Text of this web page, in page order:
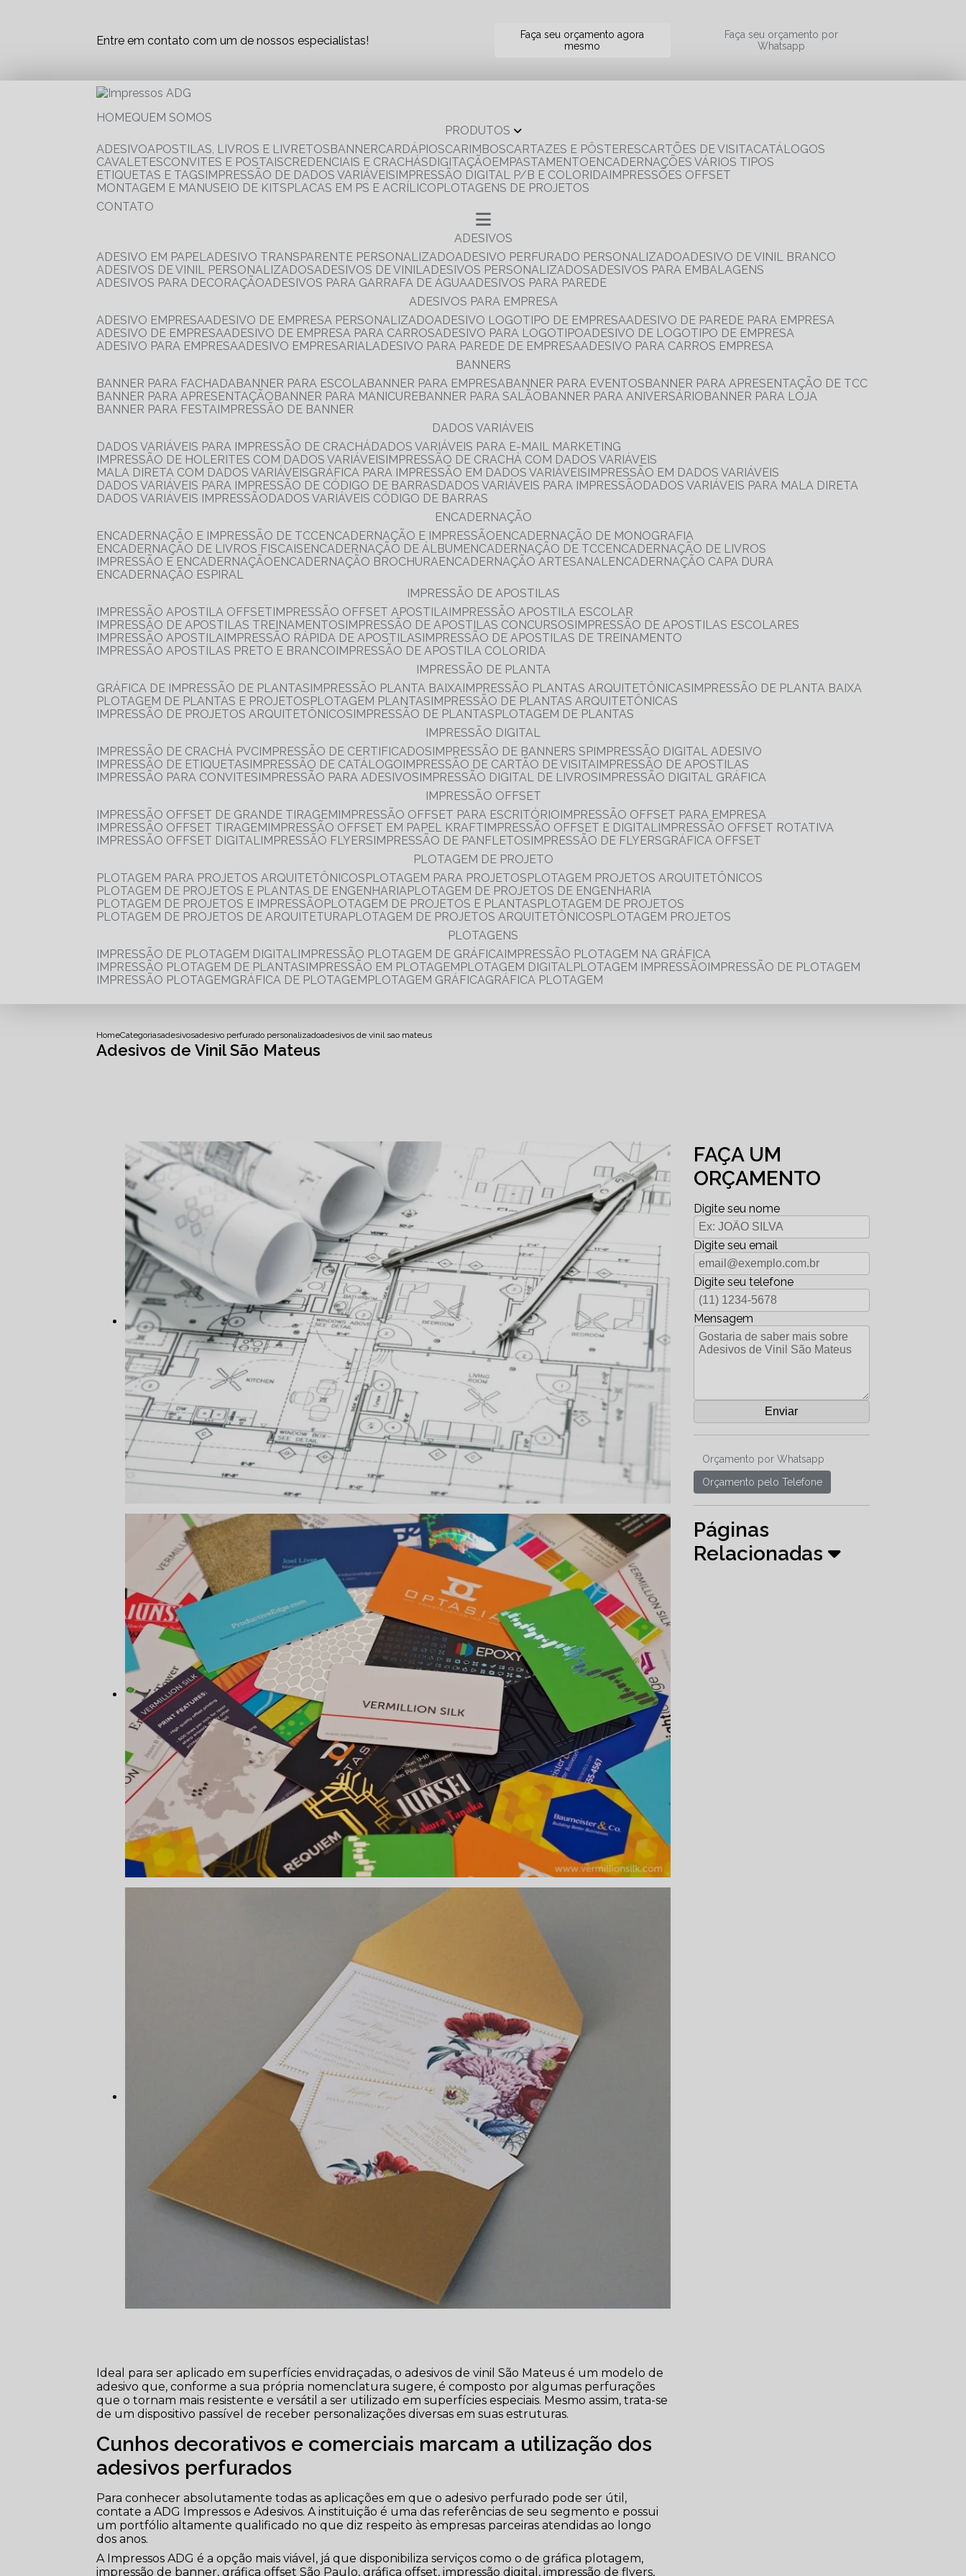
Entre em contato com um de nossos especialistas!
Faça seu orçamento agora
mesmo
Faça seu orçamento por
Whatsapp
HOME
QUEM SOMOS
PRODUTOS
ADESIVO
APOSTILAS, LIVROS E LIVRETOS BANNER CARDÁPIOS CARIMBOS CARTAZES E PÔSTERES CARTÕES DE VISITA
CATÁLOGOS
CAVALETES
CONVITES E POSTAIS CREDENCIAIS E CRACHÁS DIGITAÇÃO EMPASTAMENTO
ENCADERNAÇÕES VÁRIOS TIPOS
ETIQUETAS E TAGS IMPRESSÃO DE DADOS VARIÁVEIS IMPRESSÃO DIGITAL P/B E COLORIDA IMPRESSÕES OFFSET
MONTAGEM E MANUSEIO DE KITS
PLACAS EM PS E ACRÍLICO
PLOTAGENS DE PROJETOS
CONTATO
ADESIVOS
ADESIVO EM PAPEL
ADESIVO TRANSPARENTE PERSONALIZADO ADESIVO PERFURADO PERSONALIZADO
ADESIVO DE VINIL BRANCO
ADESIVOS DE VINIL PERSONALIZADOS
ADESIVOS DE VINIL ADESIVOS PERSONALIZADOS
ADESIVOS PARA EMBALAGENS
ADESIVOS PARA DECORAÇÃO
ADESIVOS PARA GARRAFA DE ÁGUA
ADESIVOS PARA PAREDE
ADESIVOS PARA EMPRESA
ADESIVO EMPRESA
ADESIVO DE EMPRESA PERSONALIZADO ADESIVO LOGOTIPO DE EMPRESA
ADESIVO DE PAREDE PARA EMPRESA
ADESIVO DE EMPRESA
ADESIVO DE EMPRESA PARA CARROS ADESIVO PARA LOGOTIPO
ADESIVO DE LOGOTIPO DE EMPRESA
ADESIVO PARA EMPRESA
ADESIVO EMPRESARIAL ADESIVO PARA PAREDE DE EMPRESA
ADESIVO PARA CARROS EMPRESA
BANNERS
BANNER PARA FACHADA
BANNER PARA ESCOLA BANNER PARA EMPRESA BANNER PARA EVENTOS
BANNER PARA APRESENTAÇÃO DE TCC
BANNER PARA APRESENTAÇÃO
BANNER PARA MANICURE BANNER PARA SALÃO BANNER PARA ANIVERSÁRIO
BANNER PARA LOJA
BANNER PARA FESTA IMPRESSÃO DE BANNER
DADOS VARIÁVEIS
DADOS VARIÁVEIS PARA IMPRESSÃO DE CRACHÁ
DADOS VARIÁVEIS PARA E-MAIL MARKETING
IMPRESSÃO DE HOLERITES COM DADOS VARIÁVEIS IMPRESSÃO DE CRACHÁ COM DADOS VARIÁVEIS
MALA DIRETA COM DADOS VARIÁVEIS
GRÁFICA PARA IMPRESSÃO EM DADOS VARIÁVEIS IMPRESSÃO EM DADOS VARIÁVEIS
DADOS VARIÁVEIS PARA IMPRESSÃO DE CÓDIGO DE BARRAS
DADOS VARIÁVEIS PARA IMPRESSÃO
DADOS VARIÁVEIS PARA MALA DIRETA
DADOS VARIÁVEIS IMPRESSÃO
DADOS VARIÁVEIS CÓDIGO DE BARRAS
ENCADERNAÇÃO
ENCADERNAÇÃO E IMPRESSÃO DE TCC
ENCADERNAÇÃO E IMPRESSÃO
ENCADERNAÇÃO DE MONOGRAFIA
ENCADERNAÇÃO DE LIVROS FISCAIS
ENCADERNAÇÃO DE ÁLBUM ENCADERNAÇÃO DE TCC
ENCADERNAÇÃO DE LIVROS
IMPRESSÃO E ENCADERNAÇÃO
ENCADERNAÇÃO BROCHURA ENCADERNAÇÃO ARTESANAL
ENCADERNAÇÃO CAPA DURA
ENCADERNAÇÃO ESPIRAL
IMPRESSÃO DE APOSTILAS
IMPRESSÃO APOSTILA OFFSET IMPRESSÃO OFFSET APOSTILA IMPRESSÃO APOSTILA ESCOLAR
IMPRESSÃO DE APOSTILAS TREINAMENTOS IMPRESSÃO DE APOSTILAS CONCURSOS IMPRESSÃO DE APOSTILAS ESCOLARES
IMPRESSÃO APOSTILA IMPRESSÃO RÁPIDA DE APOSTILAS IMPRESSÃO DE APOSTILAS DE TREINAMENTO
IMPRESSÃO APOSTILAS PRETO E BRANCO IMPRESSÃO DE APOSTILA COLORIDA
IMPRESSÃO DE PLANTA
GRÁFICA DE IMPRESSÃO DE PLANTAS IMPRESSÃO PLANTA BAIXA IMPRESSÃO PLANTAS ARQUITETÔNICAS IMPRESSÃO DE PLANTA BAIXA
PLOTAGEM DE PLANTAS E PROJETOS
PLOTAGEM PLANTAS IMPRESSÃO DE PLANTAS ARQUITETÔNICAS
IMPRESSÃO DE PROJETOS ARQUITETÔNICOS IMPRESSÃO DE PLANTAS
PLOTAGEM DE PLANTAS
IMPRESSÃO DIGITAL
IMPRESSÃO DE CRACHÁ PVC IMPRESSÃO DE CERTIFICADOS IMPRESSÃO DE BANNERS SP IMPRESSÃO DIGITAL ADESIVO
IMPRESSÃO DE ETIQUETAS IMPRESSÃO DE CATÁLOGO IMPRESSÃO DE CARTÃO DE VISITA IMPRESSÃO DE APOSTILAS
IMPRESSÃO PARA CONVITES IMPRESSÃO PARA ADESIVOS IMPRESSÃO DIGITAL DE LIVROS IMPRESSÃO DIGITAL GRÁFICA
IMPRESSÃO OFFSET
IMPRESSÃO OFFSET DE GRANDE TIRAGEM IMPRESSÃO OFFSET PARA ESCRITÓRIO IMPRESSÃO OFFSET PARA EMPRESA
IMPRESSÃO OFFSET TIRAGEM IMPRESSÃO OFFSET EM PAPEL KRAFT IMPRESSÃO OFFSET E DIGITAL IMPRESSÃO OFFSET ROTATIVA
IMPRESSÃO OFFSET DIGITAL IMPRESSÃO FLYERS IMPRESSÃO DE PANFLETOS IMPRESSÃO DE FLYERS
GRÁFICA OFFSET
PLOTAGEM DE PROJETO
PLOTAGEM PARA PROJETOS ARQUITETÔNICOS
PLOTAGEM PARA PROJETOS
PLOTAGEM PROJETOS ARQUITETÔNICOS
PLOTAGEM DE PROJETOS E PLANTAS DE ENGENHARIA
PLOTAGEM DE PROJETOS DE ENGENHARIA
PLOTAGEM DE PROJETOS E IMPRESSÃO
PLOTAGEM DE PROJETOS E PLANTAS
PLOTAGEM DE PROJETOS
PLOTAGEM DE PROJETOS DE ARQUITETURA
PLOTAGEM DE PROJETOS ARQUITETÔNICOS
PLOTAGEM PROJETOS
PLOTAGENS
IMPRESSÃO DE PLOTAGEM DIGITAL IMPRESSÃO PLOTAGEM DE GRÁFICA IMPRESSÃO PLOTAGEM NA GRÁFICA
IMPRESSÃO PLOTAGEM DE PLANTAS IMPRESSÃO EM PLOTAGEM PLOTAGEM DIGITAL PLOTAGEM IMPRESSÃO IMPRESSÃO DE PLOTAGEM
IMPRESSÃO PLOTAGEM
GRÁFICA DE PLOTAGEM PLOTAGEM GRÁFICA GRÁFICA PLOTAGEM
HomeCategoriasadesivosadesivo perfurado personalizadoadesivos de vinil sao mateus
Adesivos de Vinil São Mateus
Ideal para ser aplicado em superfícies envidraçadas, o adesivos de vinil São Mateus é um modelo de
adesivo que, conforme a sua própria nomenclatura sugere, é composto por algumas perfurações
que o tornam mais resistente e versátil a ser utilizado em superfícies especiais. Mesmo assim, trata-se
de um dispositivo passível de receber personalizações diversas em suas estruturas.
Cunhos decorativos e comerciais marcam a utilização dos
adesivos perfurados
Para conhecer absolutamente todas as aplicações em que o adesivo perfurado pode ser útil,
contate a ADG Impressos e Adesivos. A instituição é uma das referências de seu segmento e possui
um portfólio altamente qualificado no que diz respeito às empresas parceiras atendidas ao longo
dos anos.
A Impressos ADG é a opção mais viável, já que disponibiliza serviços como o de gráfica plotagem,
impressão de banner, gráfica offset São Paulo, gráfica offset, impressão digital, impressão de flyers,
FAÇA UM
ORÇAMENTO
Digite seu nome
Digite seu email
Digite seu telefone
Mensagem
Orçamento por Whatsapp
Orçamento pelo Telefone
Páginas
Relacionadas